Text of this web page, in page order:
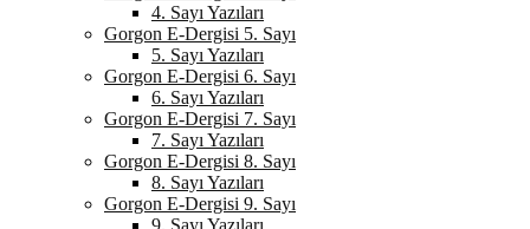
4. Sayı Yazıları
Gorgon E-Dergisi 5. Sayı
5. Sayı Yazıları
Gorgon E-Dergisi 6. Sayı
6. Sayı Yazıları
Gorgon E-Dergisi 7. Sayı
7. Sayı Yazıları
Gorgon E-Dergisi 8. Sayı
8. Sayı Yazıları
Gorgon E-Dergisi 9. Sayı
9. Sayı Yazıları